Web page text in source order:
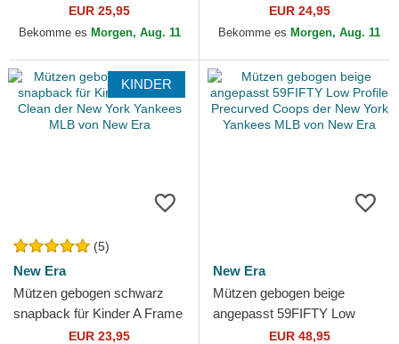
League Essential der New
York Yankees MLB von New
EUR 25,95
Bekomme es Morgen, Aug. 11
Yankees MLB von 47 Brand
EUR 24,95
Bekomme es Morgen, Aug. 11
KINDER
(5)
New Era
Mützen gebogen schwarz
snapback für Kinder A Frame
Clean der New York Yankees
EUR 23,95
New Era
Mützen gebogen beige
angepasst 59FIFTY Low
Profile Precurved Coops der
EUR 48,95